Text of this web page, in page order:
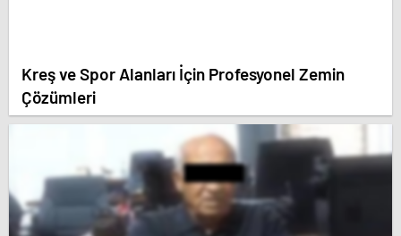
Kreş ve Spor Alanları İçin Profesyonel Zemin
Çözümleri